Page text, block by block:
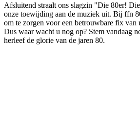
Afsluitend straalt ons slagzin "Die 80er!
onze toewijding aan de muziek uit. Bij ffn
om te zorgen voor een betrouwbare fix van
Dus waar wacht u nog op? Stem vandaag
herleef de glorie van de jaren 80.